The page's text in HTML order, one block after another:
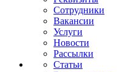
Сотрудники
Вакансии
Услуги
Новости
Рассылки
Статьи